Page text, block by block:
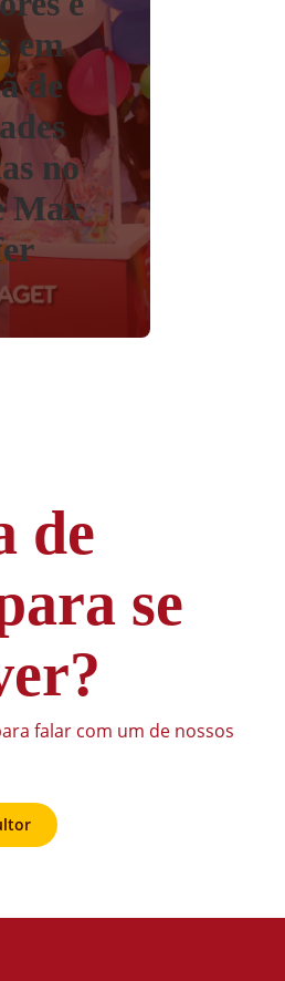
em
de
no
Max
de
se
falar com um de nossos